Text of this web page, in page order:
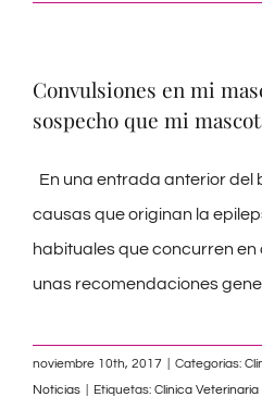
Convulsiones en mi
sospecho que mi
En una entrada anterior del
causas que originan la
habituales que concurren en
unas recomendaciones
noviembre 10th, 2017 Categorías:
Noticias
Etiquetas: Clinica